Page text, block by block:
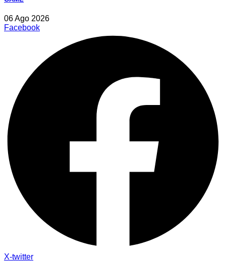
06 Ago 2026
Facebook
X-twitter